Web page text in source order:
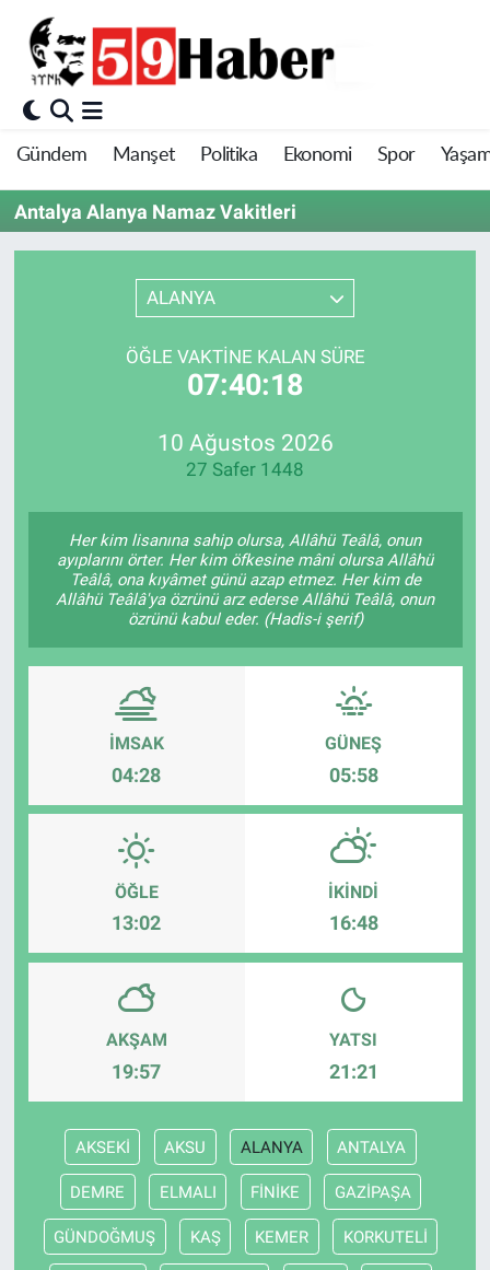
Gündem Manşet Politika Ekonomi Spor
Antalya Alanya Namaz Vakitleri
ALANYA
ÖĞLE VAKTINE KALAN SÜRE
07:40:18
10 Ağustos 2026
27 Safer 1448
Her kim lisanına sahip olursa, Allâhü Teâlâ, onun
ayıplarını örter. Her kim öfkesine mâni olursa Allâhü
Teâlâ, ona kıyâmet günü azap etmez. Her kim de
Allâhü Teâlâ'ya özrünü arz ederse Allâhü Teâlâ, onun
özrünü kabul eder. (Hadis-i şerif)
İMSAK
04:28
GÜNEŞ
05:58
ÖĞLE
13:02
İKINDI
16:48
AKŞAM
19:57
YATSI
21:21
AKSEKİ AKSU ALANYA ANTALYA
DEMRE ELMALI FİNİKE GAZİPAŞA
GÜNDOĞMUŞ KAŞ KEMER KORKUTELİ